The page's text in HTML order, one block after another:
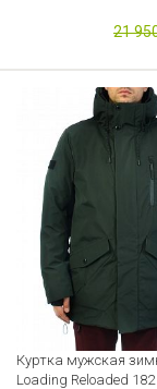
Артикул:
21
Куртка мужская
Loading Reloaded 182